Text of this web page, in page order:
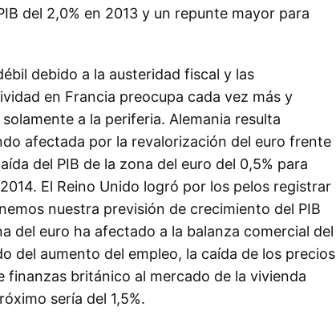
del 2,0% en 2013 y un repunte mayor para
debido a la austeridad fiscal y las
en Francia preocupa cada vez más y
a la periferia. Alemania resulta
afectada por la revalorización del euro frente
del PIB de la zona del euro del 0,5% para
El Reino Unido logró por los pelos registrar
nuestra previsión de crecimiento del PIB
del euro ha afectado a la balanza comercial del
del aumento del empleo, la caída de los precios
británico al mercado de la vivienda
sería del 1,5%.